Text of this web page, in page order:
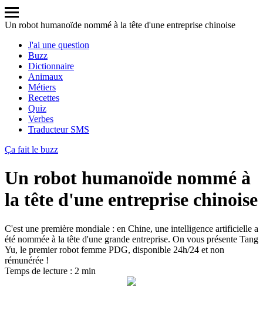
Un robot humanoïde nommé à la tête d'une entreprise chinoise
J'ai une question
Buzz
Dictionnaire
Animaux
Métiers
Recettes
Quiz
Verbes
Traducteur SMS
Ça fait le buzz
Un robot humanoïde nommé à
la tête d'une entreprise chinoise
C'est une première mondiale : en Chine, une intelligence artificielle a
été nommée à la tête d'une grande entreprise. On vous présente Tang
Yu, le premier robot femme PDG, disponible 24h/24 et non
rémunérée !
Temps de lecture : 2 min